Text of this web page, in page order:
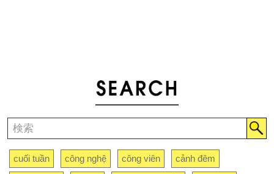
cuối tuần công nghệ công viên cảnh đêm